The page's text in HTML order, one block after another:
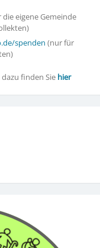
eigene Gemeinde
spenden (nur für
finden Sie hier